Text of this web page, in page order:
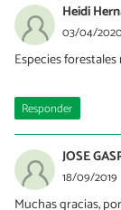
Heidi
03/04/
Especies
Responder
JOSE
18/09/2019
Muchas gracias,